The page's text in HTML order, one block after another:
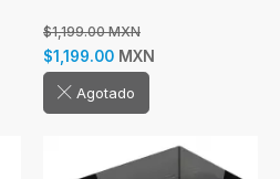
$1,199.00 MXN
$1,199.00 MXN
Agotado